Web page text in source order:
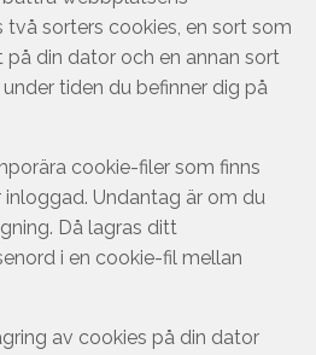
sorters cookies, en sort som
på din dator och en annan sort
tiden du befinner dig på
cookie-filer som finns
inloggad. Undantag är om du
Då lagras ditt
i en cookie-fil mellan
av cookies på din dator